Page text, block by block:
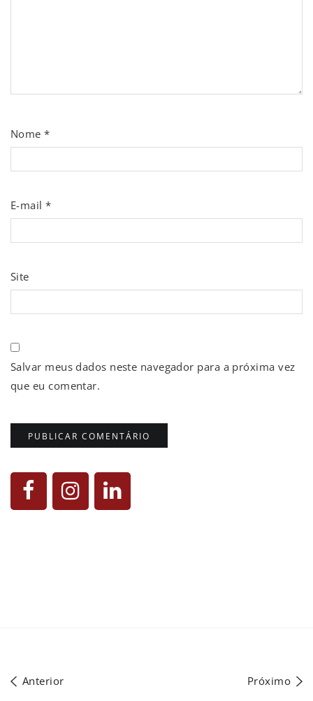
Nome*
E-mail*
Site
Salvar meus dados neste navegador para a próxima vez
que eu comentar.
Anterior Próximo